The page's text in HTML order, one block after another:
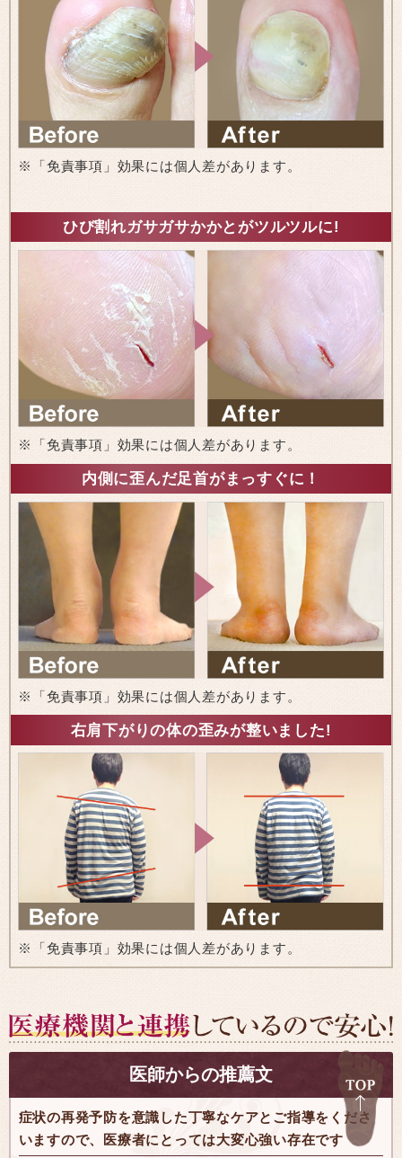
※「免責事項」効果には個人差があります。
ひび割れガサガサかかとがツルツルに!
※「免責事項」効果には個人差があります。
内側に歪んだ足首がまっすぐに！
※「免責事項」効果には個人差があります。
右肩下がりの体の歪みが整いました!
※「免責事項」効果には個人差があります。
医師からの推薦文
症状の再発予防を意識した丁寧なケアとご指導をくださ
いますので、医療者にとっては大変心強い存在です